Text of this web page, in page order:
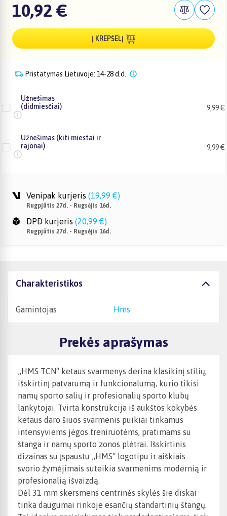
10,92 €
Į KREPŠELĮ
Pristatymas Lietuvoje: 14-28 d.d.
Užnešimas
(didmiesčiai)
9,99 €
Užnešimas (kiti miestai ir
rajonai)
9,99 €
Venipak kurjeris (19,99 €)
Rugpjūtis 27d. - Rugsėjis 16d.
DPD kurjeris (20,99 €)
Rugpjūtis 27d. - Rugsėjis 16d.
Charakteristikos
Gamintojas Hms
Prekės aprašymas
„HMS TCN“ ketaus svarmenys derina klasikinį stilių,
išskirtinį patvarumą ir funkcionalumą, kurio tikisi
namų sporto salių ir profesionalių sporto klubų
lankytojai. Tvirta konstrukcija iš aukštos kokybės
ketaus daro šiuos svarmenis puikiai tinkamus
intensyviems jėgos treniruotėms, pratimams su
štanga ir namų sporto zonos plėtrai. Išskirtinis
dizainas su įspaustu „HMS“ logotipu ir aiškiais
svorio žymėjimais suteikia svarmenims modernią ir
profesionalią išvaizdą.
Dėl 31 mm skersmens centrinės skylės šie diskai
tinka daugumai rinkoje esančių standartinių štangų.